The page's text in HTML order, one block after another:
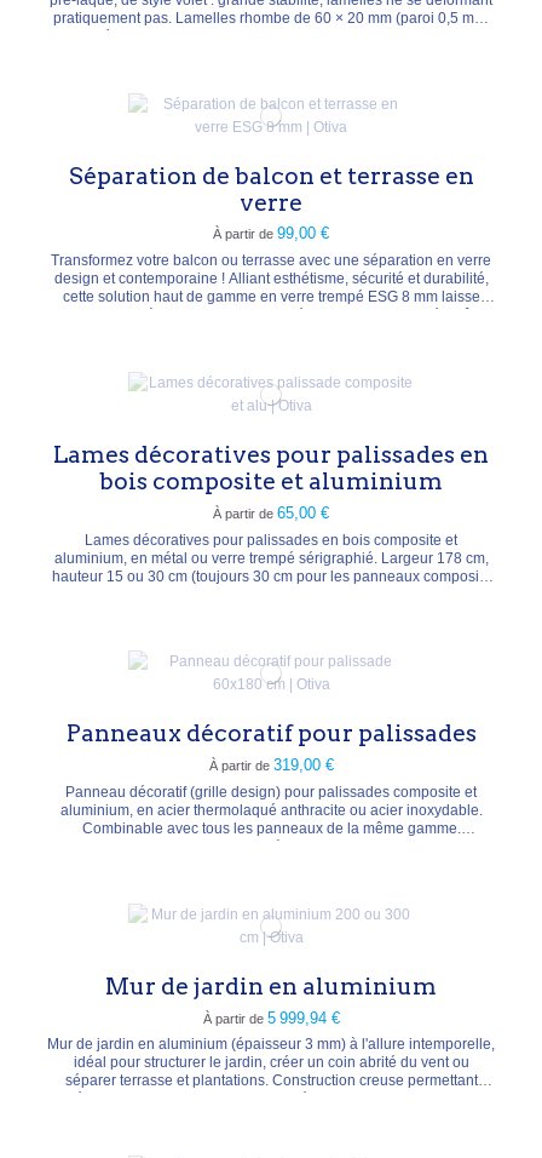
pratiquement pas. Lamelles rhombe de 60 × 20 mm (paroi 0,5 mm,
intérieur garni de mousse), kit de 15 lamelles + fixations.
Séparation de balcon et terrasse en
verre
À partir de 99,00 €
Transformez votre balcon ou terrasse avec une séparation en verre
design et contemporaine ! Alliant esthétisme, sécurité et durabilité,
cette solution haut de gamme en verre trempé ESG 8 mm laisse
Lames décoratives pour palissades en
bois composite et aluminium
À partir de 65,00 €
Lames décoratives pour palissades en bois composite et
aluminium, en métal ou verre trempé sérigraphié. Largeur 178 cm,
hauteur 15 ou 30 cm (toujours 30 cm pour les panneaux composite
Panneaux décoratif pour palissades
À partir de 319,00 €
Panneau décoratif (grille design) pour palissades composite et
aluminium, en acier thermolaqué anthracite ou acier inoxydable.
Combinable avec tous les panneaux de la même gamme.
Mur de jardin en aluminium
À partir de 5 999,94 €
Mur de jardin en aluminium (épaisseur 3 mm) à l'allure intemporelle,
idéal pour structurer le jardin, créer un coin abrité du vent ou
séparer terrasse et plantations. Construction creuse permettant